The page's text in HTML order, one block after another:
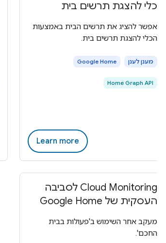
כלי להצגת תרשים בית
אפשר להציג את תרשים הבית באמצעות
הכלי להצגת תרשים בית.
מענן לענן Google Home
Home Graph API
Learn more
Cloud Monitoring לסביבה
העסקית של Google Home
מעקב אחר השימוש ב'פעולות בבית
החכם'.